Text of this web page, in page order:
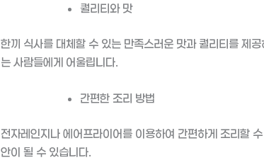
퀄리티와 맛
한끼 식사를 대체할 수 있는 만족스러운 맛과 퀄리티를 제
는 사람들에게 어울립니다.
간편한 조리 방법
전자레인지나 에어프라이어를 이용하여 간편하게 조리할
안이 될 수 있습니다.